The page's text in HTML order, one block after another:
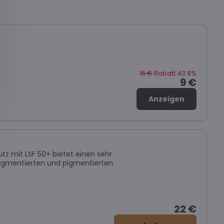
9 €
16 € Rabatt 43.8%
Anzeigen
mit LSF 50+ bietet einen sehr
und pigmentierten
22 €